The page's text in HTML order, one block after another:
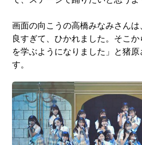
画面の向こうの高橋みなみさん
良すぎて、ひかれました。そこ
を学ぶようになりました」と猪原
す。